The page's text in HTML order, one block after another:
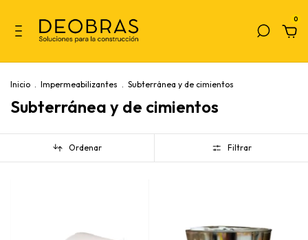
0
Inicio . Impermeabilizantes . Subterránea y de cimientos
Subterránea y de cimientos
Ordenar Filtrar